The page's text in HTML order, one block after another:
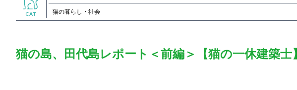
CAT 猫の暮らし・社会
猫の島、田代島レポート＜前編＞【猫の一休建築士】